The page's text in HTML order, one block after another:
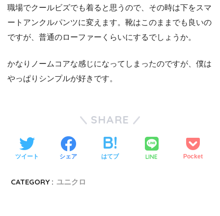
職場でクールビズでも着ると思うので、その時は下をスマ
ートアンクルパンツに変えます。靴はこのままでも良いの
ですが、普通のローファーくらいにするでしょうか。
かなりノームコアな感じになってしまったのですが、僕は
やっぱりシンプルが好きです。
SHARE
ツイート シェア はてブ LINE Pocket
CATEGORY : ユニクロ